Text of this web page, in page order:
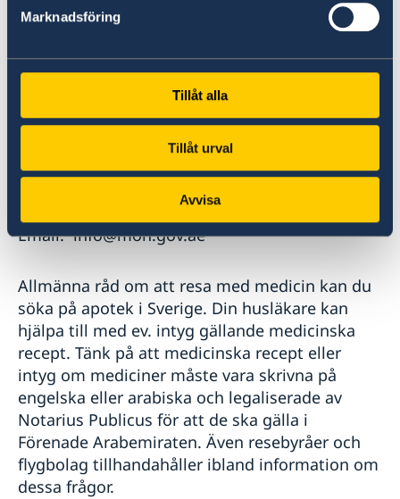
Marknadsföring
Tillåt alla
Tillåt urval
Avvisa
som är förbjudna samt läs mer på
. Där kan du söka svar på vad du
eventuellt kan göra för att importera läkemedel
av specifika medicinska skäl. Information kan
också inhämtas från Förenade Arabemiratens
hälsoministerium:
https://mohap.gov.ae/en
Abu Dhabi, Tel: +971 (2) 6330000
Dubai, Tel : +971 (4) 3966000
Email: info@moh.gov.ae
Allmänna råd om att resa med medicin kan du
söka på apotek i Sverige. Din husläkare kan
hjälpa till med ev. intyg gällande medicinska
recept. Tänk på att medicinska recept eller
intyg om mediciner måste vara skrivna på
engelska eller arabiska och legaliserade av
Notarius Publicus för att de ska gälla i
Förenade Arabemiraten. Även resebyråer och
flygbolag tillhandahåller ibland information om
dessa frågor.